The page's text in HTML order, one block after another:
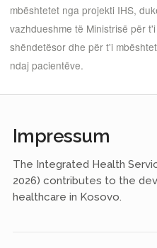
mbështetet nga projekti IHS,
vazhdueshme të Ministrisë për
shëndetësor dhe për t'i
ndaj pacientëve.
Impressum
The Integrated Health
2026) contributes to the
healthcare in Kosovo.